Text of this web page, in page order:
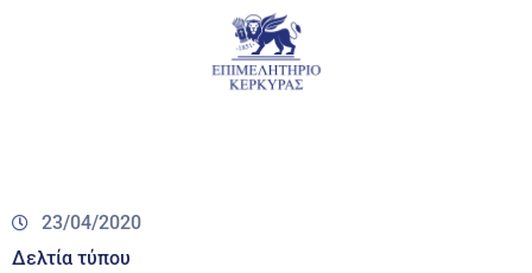
23/04/2020
Δελτία τύπου